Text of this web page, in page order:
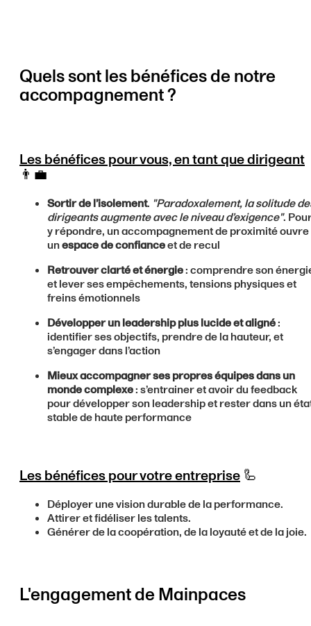
Quels sont les bénéfices de notre
accompagnement ?
Les bénéfices pour vous, en tant que dirigeant
👨‍💼
Sortir de l’isolement. "Paradoxalement, la solitude
dirigeants augmente avec le niveau d’exigence".
y répondre, un accompagnement de proximité ouvre
unespace de confianceet de recul
Retrouver clarté et énergie: comprendre son
et lever ses empêchements, tensions physiques et
freins émotionnels
Développer un leadership plus lucide et aligné:
identifier ses objectifs, prendre de la hauteur, et
s’engager dans l’action
Mieux accompagner ses propres équipes dans un
monde complexe: s’entrainer et avoir du feedback
pour développer son leadership et rester dans un
stable de haute performance
Les bénéfices pour votre entreprise 🦾
Déployer une vision durable de la performance.
Attirer et fidéliser les talents.
Générer de la coopération, de la loyauté et de la joie.
L'engagement de Mainpaces